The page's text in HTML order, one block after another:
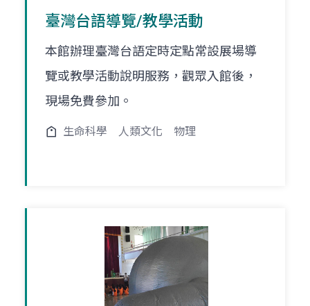
臺灣台語導覽/教學活動
本館辦理臺灣台語定時定點常設展場導
覽或教學活動說明服務，觀眾入館後，
現場免費參加。
生命科學 人類文化 物理